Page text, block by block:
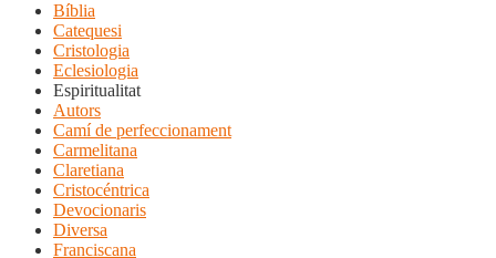
Bíblia
Catequesi
Cristologia
Eclesiologia
Espiritualitat
Autors
Camí de perfeccionament
Carmelitana
Claretiana
Cristocéntrica
Devocionaris
Diversa
Franciscana